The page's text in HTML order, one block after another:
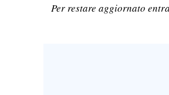
Per restare aggiornato